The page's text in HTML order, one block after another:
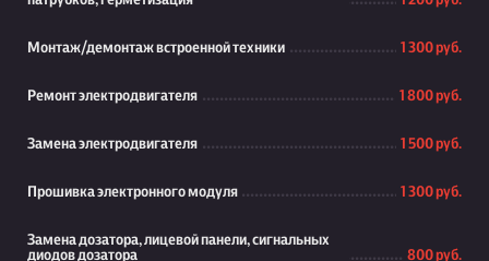
Монтаж/демонтаж встроенной техники 1 300 руб.
Ремонт электродвигателя 1 800 руб.
Замена электродвигателя 1 500 руб.
Прошивка электронного модуля 1 300 руб.
Замена дозатора, лицевой панели, сигнальных
диодов дозатора
800 руб.